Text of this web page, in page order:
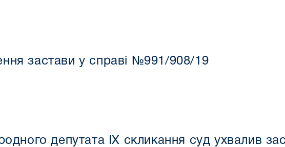
застави у справі №991/908/19
депутата ІХ скликання суд ухвалив